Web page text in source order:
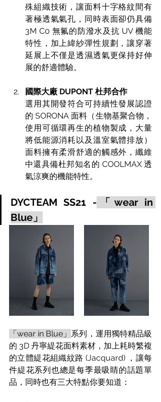
殊組織技術，讓面料十字格紋間有
著極透氣氣孔，同時表面卻仍具備
3M C0 無氟的防潑水及抗 UV 機能
特性，加上緯紗彈性規劃，讓穿著
延展上不僅是透濕透氣更保持好伸
展的舒適體驗。
國際大廠 DUPONT 杜邦合作
選用其開發符合可持續性發展認證
的 SORONA 面料（生物基聚合物，
使用可循環再生的植物製成，大量
將低能源消耗以及溫室氣體排放）
面料擁有柔滑舒適的觸感外，纖維
中還具備杜邦知名的 COOLMAX 透
氣涼爽的機能特性。
DYCTEAM SS21 -「wear in
Blue」
「wear in Blue」 系列，運用獨特精品級
的 3D 丹寧緹花面料素材，加上耗時繁複
的立體緹花組織紋路 (Jacquard) ，讓每
件緹花系列也總是每季最吸睛的話題單
品，同時也有三大特點你要知道：